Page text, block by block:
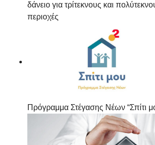
δάνειο για τρίτεκνους και
περιοχές
Πρόγραμμα Στέγασης Νέων “Σπίτι